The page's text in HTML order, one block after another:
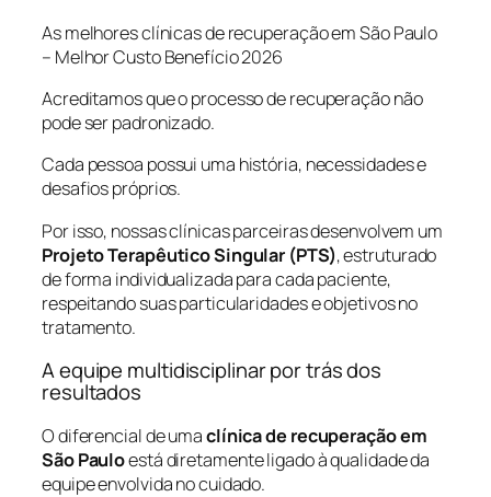
As melhores clínicas de recuperação em São Paulo
– Melhor Custo Benefício 2026
Acreditamos que o processo de recuperação não
pode ser padronizado.
Cada pessoa possui uma história, necessidades e
desafios próprios.
Por isso, nossas clínicas parceiras desenvolvem um
Projeto Terapêutico Singular (PTS), estruturado
de forma individualizada para cada paciente,
respeitando suas particularidades e objetivos no
tratamento.
A equipe multidisciplinar por trás dos
resultados
O diferencial de umaclínica de recuperação em
São Pauloestá diretamente ligado à qualidade da
equipe envolvida no cuidado.